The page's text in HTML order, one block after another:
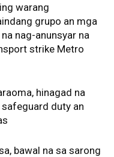
warang
grupo an mga
nag-anunsyar na
strike Metro
hinagad na
duty an
bawal na sa sarong